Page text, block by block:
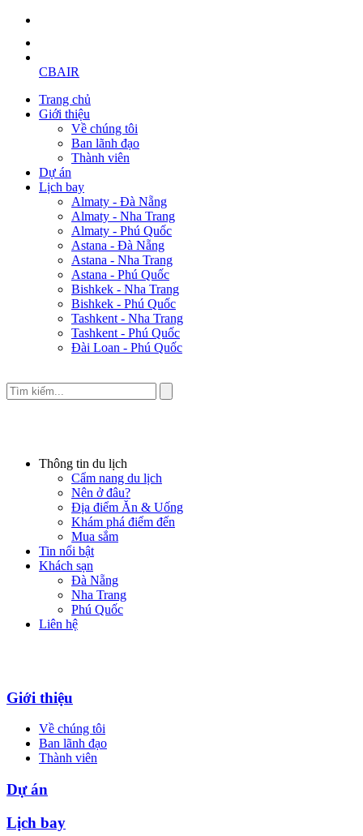
CBAIR
Trang chủ
Giới thiệu
Về chúng tôi
Ban lãnh đạo
Thành viên
Dự án
Lịch bay
Almaty - Đà Nẵng
Almaty - Nha Trang
Almaty - Phú Quốc
Astana - Đà Nẵng
Astana - Nha Trang
Astana - Phú Quốc
Bishkek - Nha Trang
Bishkek - Phú Quốc
Tashkent - Nha Trang
Tashkent - Phú Quốc
Đài Loan - Phú Quốc
Thông tin du lịch
Cẩm nang du lịch
Nên ở đâu?
Địa điểm Ăn & Uống
Khám phá điểm đến
Mua sắm
Tin nổi bật
Khách sạn
Đà Nẵng
Nha Trang
Phú Quốc
Liên hệ
Giới thiệu
Về chúng tôi
Ban lãnh đạo
Thành viên
Dự án
Lịch bay